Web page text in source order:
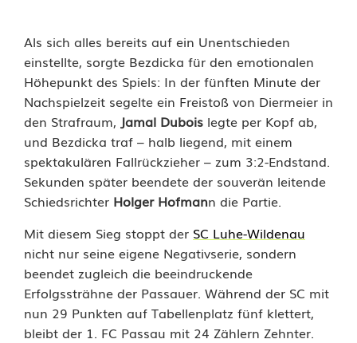
i
n
g
t
d
e
n
1
.
F
Als sich alles bereits auf ein Unentschieden
einstellte, sorgte Bezdicka für den emotionalen
Höhepunkt des Spiels: In der fünften Minute der
Nachspielzeit segelte ein Freistoß von Diermeier in
den Strafraum, Jamal Dubois legte per Kopf ab,
und Bezdicka traf – halb liegend, mit einem
spektakulären Fallrückzieher – zum 3:2-Endstand.
Sekunden später beendete der souverän leitende
Schiedsrichter Holger Hofmann die Partie.
Mit diesem Sieg stoppt der SC Luhe-Wildenau
nicht nur seine eigene Negativserie, sondern
beendet zugleich die beeindruckende
Erfolgssträhne der Passauer. Während der SC mit
nun 29 Punkten auf Tabellenplatz fünf klettert,
bleibt der 1. FC Passau mit 24 Zählern Zehnter.